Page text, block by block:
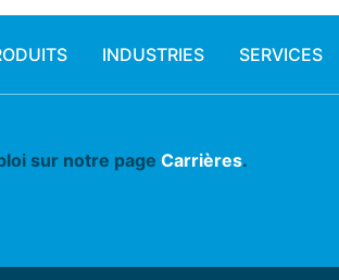
INDUSTRIES SERVICES
sur notre page Carrières.